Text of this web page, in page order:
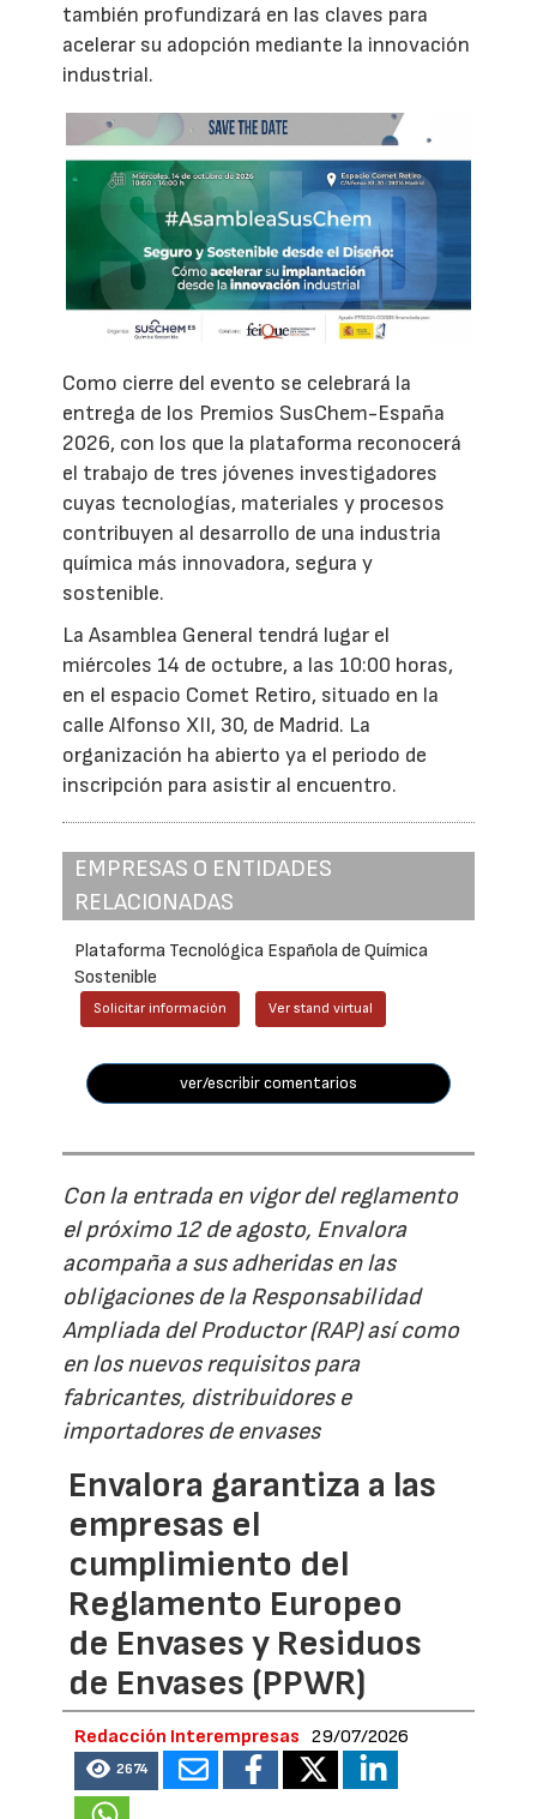
también profundizará en las claves para
acelerar su adopción mediante la innovación
industrial.
Como cierre del evento se celebrará la
entrega de los Premios SusChem-España
2026, con los que la plataforma reconocerá
el trabajo de tres jóvenes investigadores
cuyas tecnologías, materiales y procesos
contribuyen al desarrollo de una industria
química más innovadora, segura y
sostenible.
La Asamblea General tendrá lugar el
miércoles 14 de octubre, a las 10:00 horas,
en el espacio Comet Retiro, situado en la
calle Alfonso XII, 30, de Madrid. La
organización ha abierto ya el periodo de
inscripción para asistir al encuentro.
EMPRESAS O ENTIDADES
RELACIONADAS
Plataforma Tecnológica Española de Química
Sostenible
Solicitar información Ver stand virtual
ver/escribir comentarios
Con la entrada en vigor del reglamento
el próximo 12 de agosto, Envalora
acompaña a sus adheridas en las
obligaciones de la Responsabilidad
Ampliada del Productor (RAP) así como
en los nuevos requisitos para
fabricantes, distribuidores e
importadores de envases
Envalora garantiza a las
empresas el
cumplimiento del
Reglamento Europeo
de Envases y Residuos
de Envases (PPWR)
Redacción Interempresas 29/07/2026
2674